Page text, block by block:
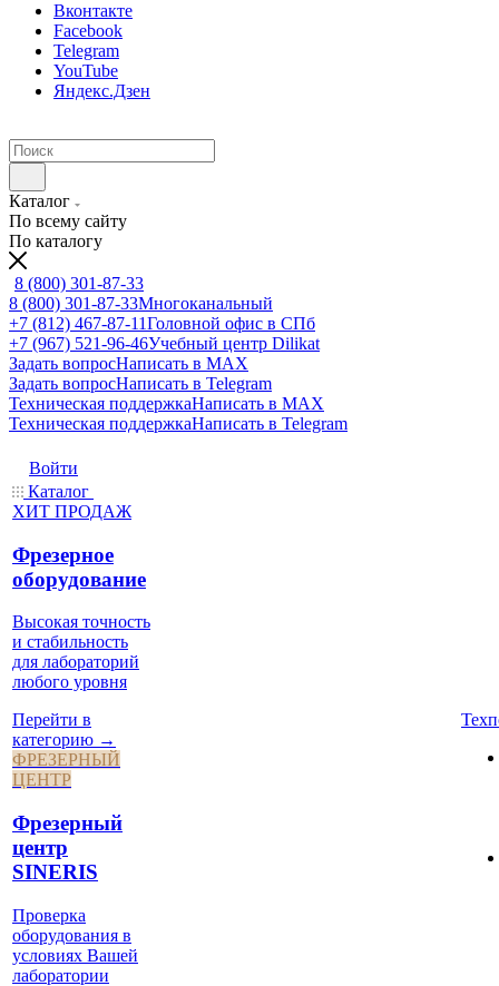
Вконтакте
Facebook
Telegram
YouTube
Яндекс.Дзен
Каталог
По всему сайту
По каталогу
8 (800) 301-87-33
8 (800) 301-87-33Многоканальный
+7 (812) 467-87-11Головной офис в СПб
+7 (967) 521-96-46Учебный центр Dilikat
Задать вопросНаписать в MAX
Задать вопросНаписать в Telegram
Техническая поддержкаНаписать в MAX
Техническая поддержкаНаписать в Telegram
Войти
Каталог
ХИТ ПРОДАЖ
Фрезерное
оборудование
Высокая точность
и стабильность
для лабораторий
любого уровня
Перейти в
категорию →
ФРЕЗЕРНЫЙ
ЦЕНТР
Фрезерный
центр
SINERIS
Проверка
оборудования в
условиях Вашей
лаборатории